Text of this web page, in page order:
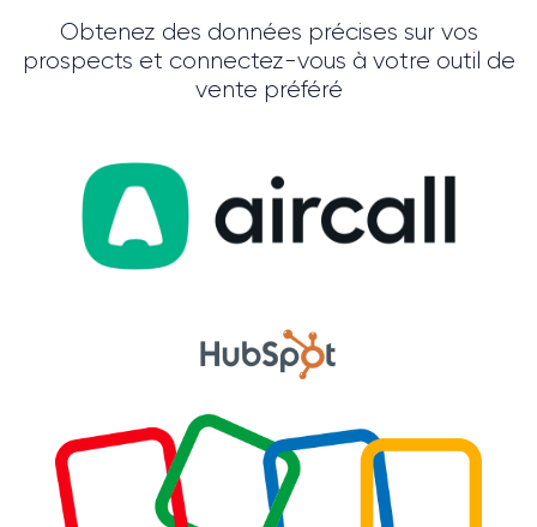
Obtenez des données précises sur vos
prospects et connectez-vous à votre outil de
vente préféré